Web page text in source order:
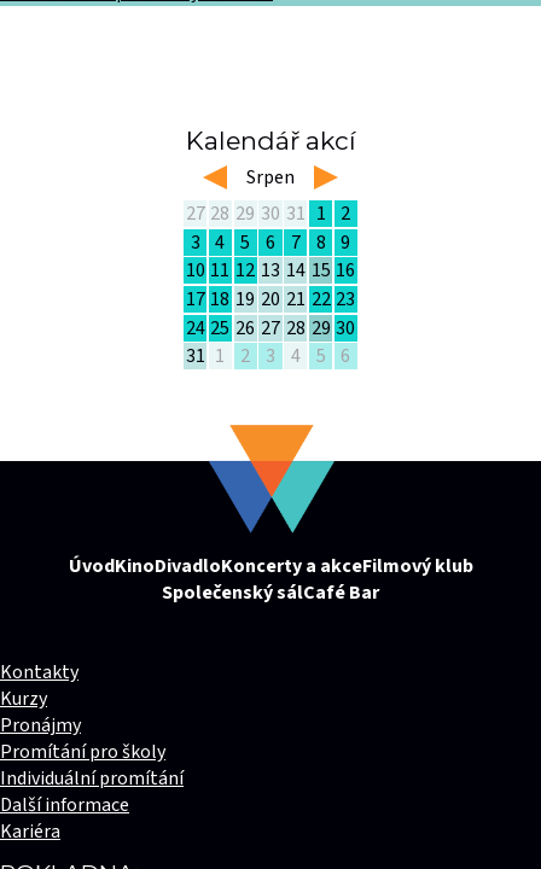
Kalendář akcí
left Srpen right
27 28 29 30 31 1
2
3
4 5 6 7 8
9
10 11 12 13 14 15 16
17 18 19 20 21 22 23
24 25 26 27 28 29 30
31 1 2 3 4 5 6
ÚvodKinoDivadloKoncerty a akceFilmový klub
Společenský sálCafé Bar
Kontakty
Kurzy
Pronájmy
Promítání pro školy
Individuální promítání
Další informace
Kariéra